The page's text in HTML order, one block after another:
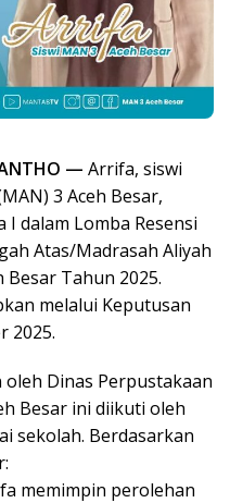
— Arrifa, siswi
3 Aceh Besar,
dalam Lomba Resensi
Atas/Madrasah Aliyah
Besar Tahun 2025.
melalui Keputusan
2025.
Dinas Perpustakaan
Besar ini diikuti oleh
sekolah. Berdasarkan
memimpin perolehan